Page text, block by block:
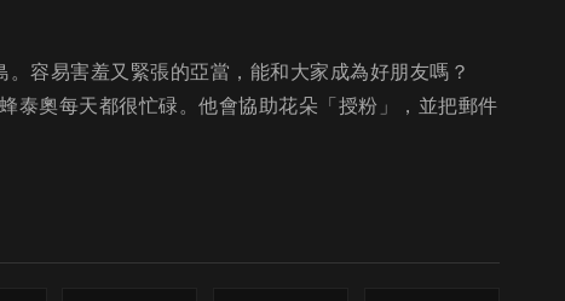
容易害羞又緊張的亞當，能和大家成為好朋友嗎？
泰奧每天都很忙碌。他會協助花朵「授粉」，並把郵件